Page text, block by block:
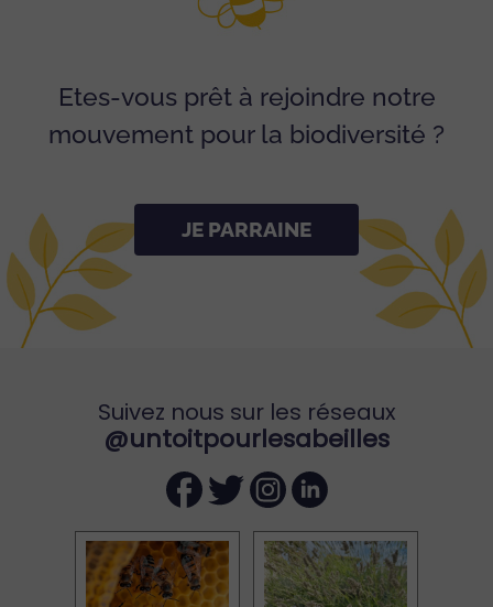
Etes-vous prêt à rejoindre notre
mouvement pour la biodiversité ?
JE PARRAINE
Suivez nous sur les réseaux
@untoitpourlesabeilles